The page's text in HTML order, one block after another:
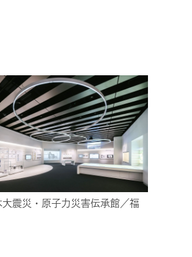
大震災・原子力災害伝承館／福